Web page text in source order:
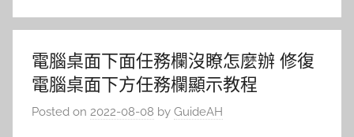
電腦桌面下面任務欄沒瞭怎麼辦 修復
電腦桌面下方任務欄顯示教程
Posted on 2022-08-08 by GuideAH